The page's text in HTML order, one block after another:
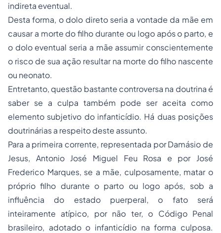
indireta eventual.
Desta forma, o dolo diretoseria a vontade da mãe em
causar a morte do filho durante ou logo após o parto, e
o dolo eventual seria a mãe assumir conscientemente
o risco de sua ação resultar na morte do filho nascente
ou neonato.
Entretanto, questão bastante controversa na doutrina é
saber se a culpa também pode ser aceita como
elemento subjetivo do infanticídio. Há duas posições
doutrinárias a respeito deste assunto.
Para a primeira corrente, representada por Damásio de
Jesus, Antonio José Miguel Feu Rosa e por José
Frederico Marques, se a mãe, culposamente, matar o
próprio filho durante o parto ou logo após, sob a
influência do estado puerperal, o fato será
inteiramente atípico, por não ter, o Código Penal
brasileiro, adotado o infanticídio na forma culposa.